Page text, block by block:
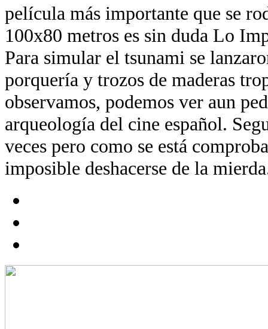
película más importante que se
100x80 metros es sin duda Lo
Para simular el tsunami se
porquería y trozos de maderas
observamos, podemos ver aun
arqueología del cine español.
veces pero como se está
imposible deshacerse de la